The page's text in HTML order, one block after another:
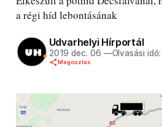
a régi híd lebontásának
Udvarhelyi Hírportál
2019 dec. 06 —Olvasási
Megosztás